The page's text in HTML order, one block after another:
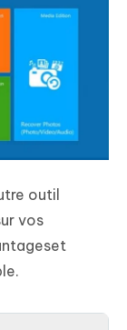
outil
vos